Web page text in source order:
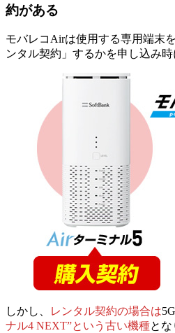
約がある
モバレコAirは使用する専用端末を
ンタル契約」するかを申し込み
しかし、 レンタル契約の場合は
ナル4 NEXT”という古い機種とな